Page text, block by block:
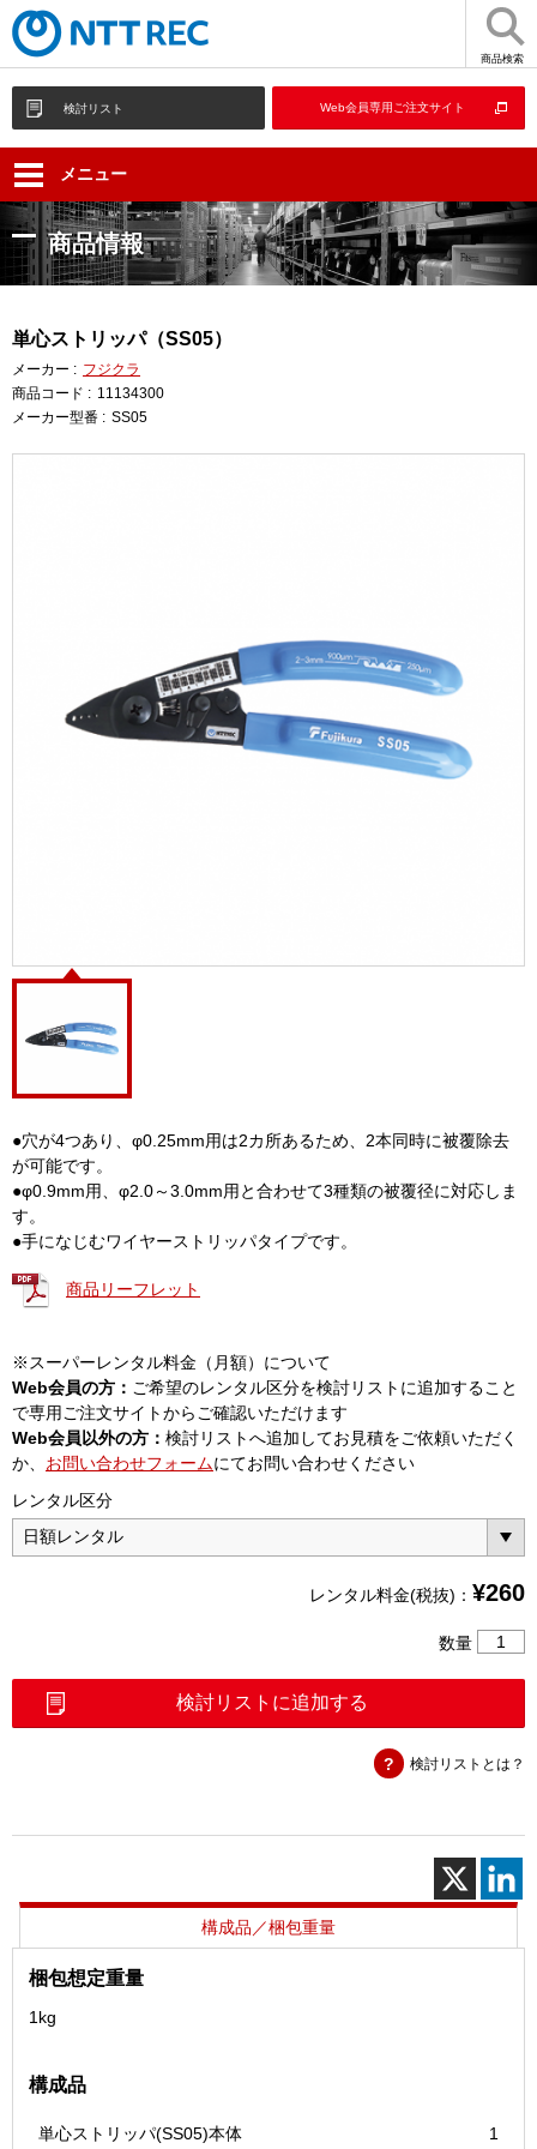
商品検索
検討リスト Web会員専用ご注文サイト
メニュー
商品情報
単心ストリッパ（SS05）
メーカー : フジクラ
商品コード : 11134300
メーカー型番 : SS05
●穴が4つあり、φ0.25mm用は2カ所あるため、2本同時に被覆除去
が可能です。
●φ0.9mm用、φ2.0～3.0mm用と合わせて3種類の被覆径に対応しま
す。
●手になじむワイヤーストリッパタイプです。
商品リーフレット
※スーパーレンタル料金（月額）について
Web会員の方： ご希望のレンタル区分を検討リストに追加すること
で専用ご注文サイトからご確認いただけます
Web会員以外の方： 検討リストへ追加してお見積をご依頼いただく
か、 お問い合わせフォームにてお問い合わせください
レンタル区分
レンタル料金(税抜)： ¥260
数量
ッ
個
検討リストに追加する
検討リストとは？
構成品／梱包重量
梱包想定重量
1kg
構成品
単心ストリッパ(SS05)本体 1